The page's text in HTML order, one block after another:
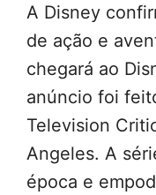
A Disney
de ação e
chegará ao
anúncio foi
Television
Angeles. A
época e